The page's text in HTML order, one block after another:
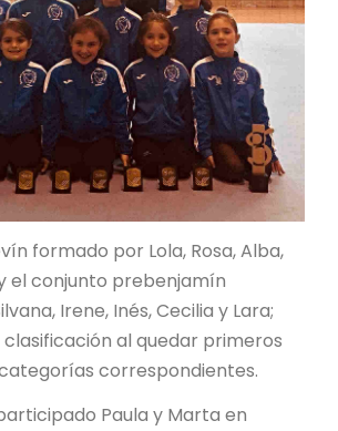
formado por Lola, Rosa, Alba,
el conjunto prebenjamín
Irene, Inés, Cecilia y Lara;
al quedar primeros
correspondientes.
Paula y Marta en